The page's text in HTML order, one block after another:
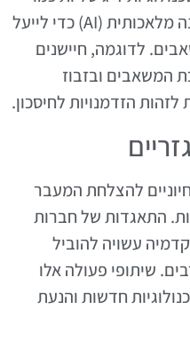
אינטרנט של הדברים (IoT) ובינה מלאכותית (AI) כדי לייעל
לדוגמה, חיישנים
המשאבים ובזבוז
הזדמנויות לחיסכון.
להצלחת המעבר
התאגדות של חברות
עשויה להוביל
שיתופי פעולה אלו
חדשות והנעת